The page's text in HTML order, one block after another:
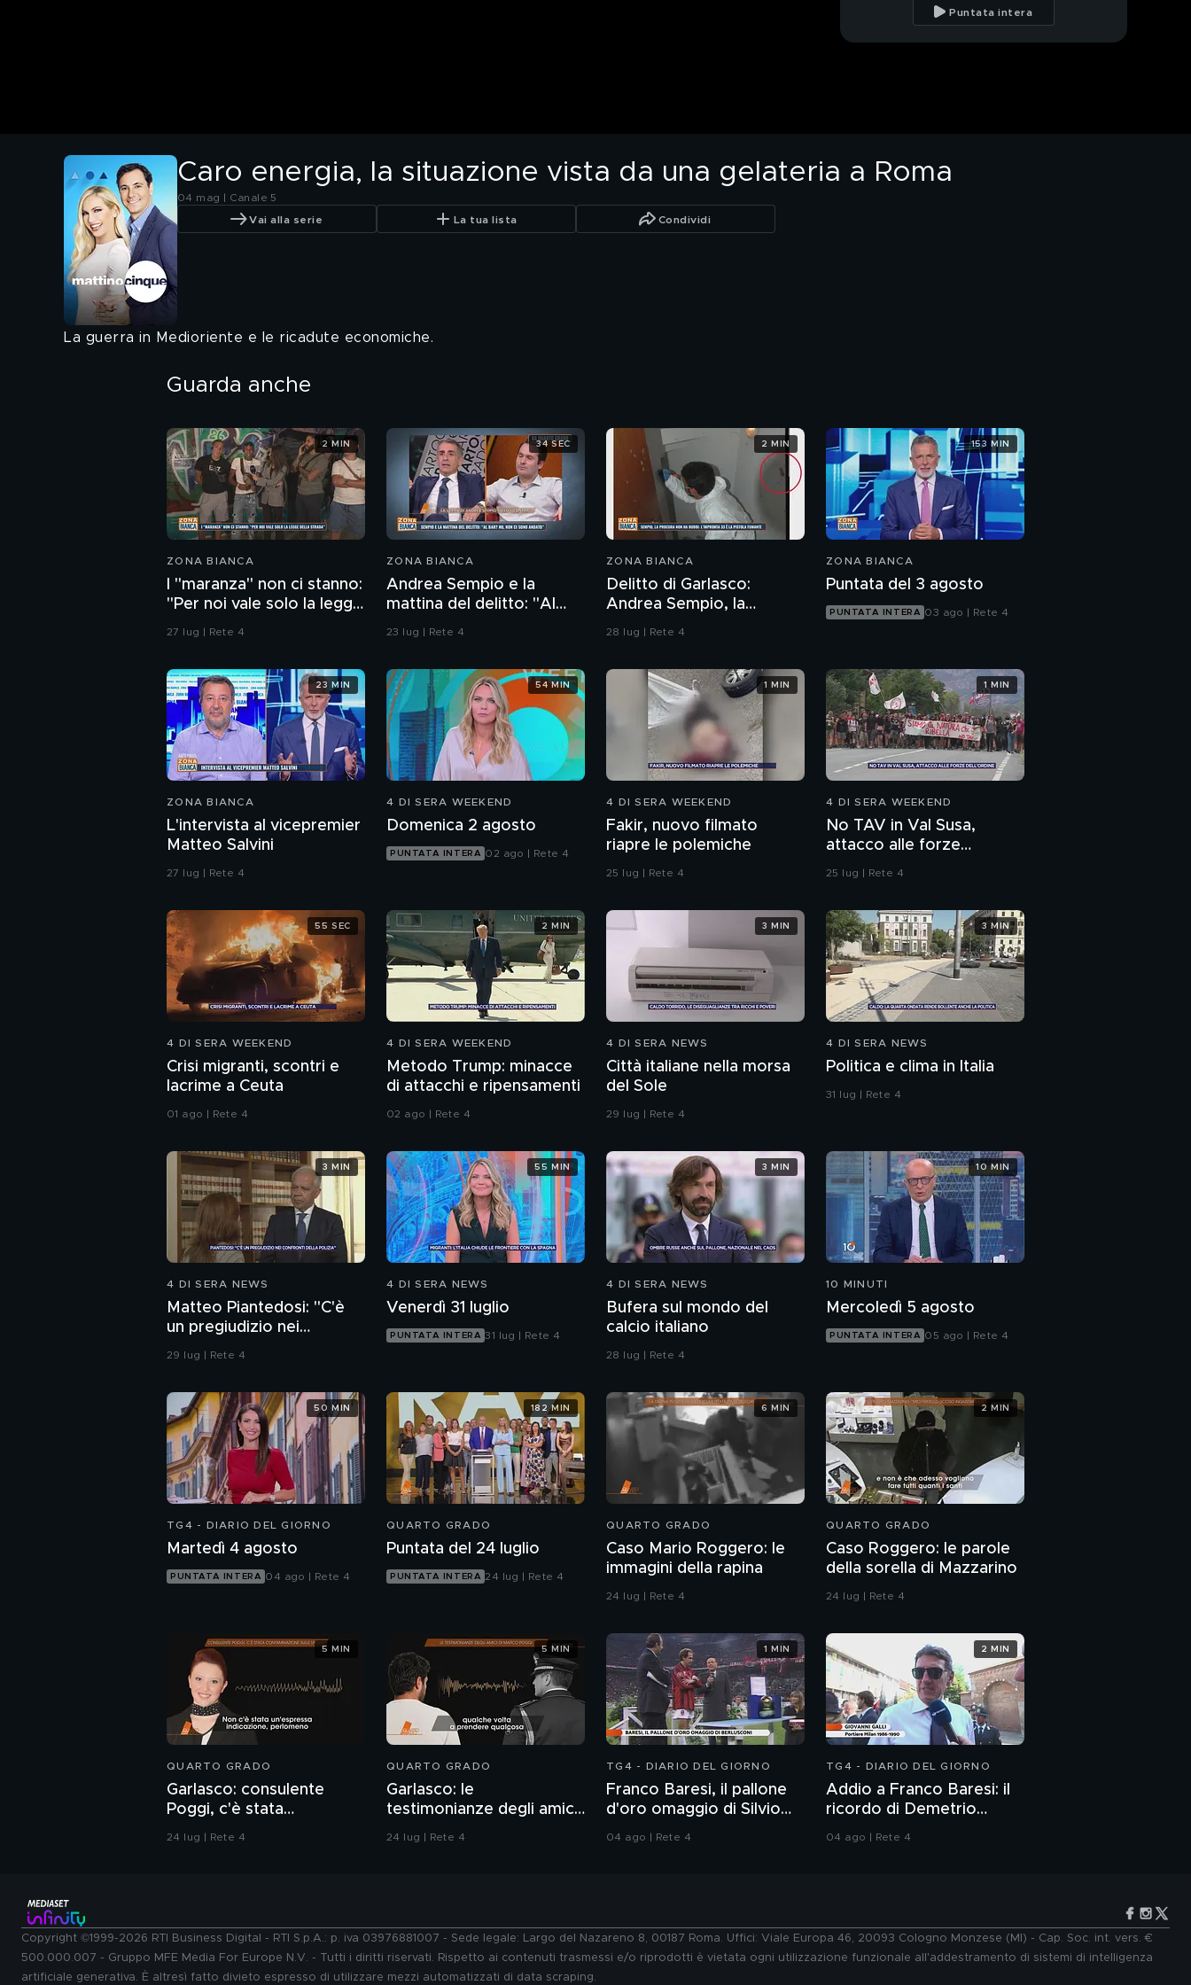
alla Biennale
PROSSIMO VIDEO
Puntata intera
Caro energia, la situazione vista da una gelateria a Roma
04 mag | Canale 5
Vai alla serie La tua lista Condividi
La guerra in Medioriente e le ricadute economiche.
Guarda anche
ZONA BIANCA
I "maranza" non ci stanno:
"Per noi vale solo la legge
della strada"
27 lug | Rete 4
2 MIN
ZONA BIANCA
Andrea Sempio e la
mattina del delitto: "Al
bar' No, non ci sono
23 lug | Rete 4
34 SEC
ZONA BIANCA
Delitto di Garlasco:
Andrea Sempio, la
Procura di Pavia non ha
28 lug | Rete 4
2 MIN
ZONA BIANCA
Puntata del 3 agosto
PUNTATA INTERA 03 ago | Rete 4
153 MIN
ZONA BIANCA
L'intervista al vicepremier
Matteo Salvini
27 lug | Rete 4
23 MIN
4 DI SERA WEEKEND
Domenica 2 agosto
PUNTATA INTERA 02 ago | Rete 4
54 MIN
4 DI SERA WEEKEND
Fakir, nuovo filmato
riapre le polemiche
25 lug | Rete 4
1 MIN
4 DI SERA WEEKEND
No TAV in Val Susa,
attacco alle forze
dell'ordine
25 lug | Rete 4
1 MIN
4 DI SERA WEEKEND
Crisi migranti, scontri e
lacrime a Ceuta
01 ago | Rete 4
55 SEC
4 DI SERA WEEKEND
Metodo Trump: minacce
di attacchi e ripensamenti
02 ago | Rete 4
2 MIN
4 DI SERA NEWS
Città italiane nella morsa
del Sole
29 lug | Rete 4
3 MIN
4 DI SERA NEWS
Politica e clima in Italia
31 lug | Rete 4
3 MIN
4 DI SERA NEWS
Matteo Piantedosi: "C'è
un pregiudizio nei
confronti della polizia"
29 lug | Rete 4
3 MIN
4 DI SERA NEWS
Venerdì 31 luglio
PUNTATA INTERA 31 lug | Rete 4
55 MIN
4 DI SERA NEWS
Bufera sul mondo del
calcio italiano
28 lug | Rete 4
3 MIN
10 MINUTI
Mercoledì 5 agosto
PUNTATA INTERA 05 ago | Rete 4
10 MIN
TG4 - DIARIO DEL GIORNO
Martedì 4 agosto
PUNTATA INTERA 04 ago | Rete 4
50 MIN
QUARTO GRADO
Puntata del 24 luglio
PUNTATA INTERA 24 lug | Rete 4
182 MIN
QUARTO GRADO
Caso Mario Roggero: le
immagini della rapina
24 lug | Rete 4
6 MIN
QUARTO GRADO
Caso Roggero: le parole
della sorella di Mazzarino
24 lug | Rete 4
2 MIN
QUARTO GRADO
Garlasco: consulente
Poggi, c'è stata
contaminazione sulle
24 lug | Rete 4
5 MIN
QUARTO GRADO
Garlasco: le
testimonianze degli amici
di Marco Poggi
24 lug | Rete 4
5 MIN
TG4 - DIARIO DEL GIORNO
Franco Baresi, il pallone
d'oro omaggio di Silvio
Berlusconi
04 ago | Rete 4
1 MIN
TG4 - DIARIO DEL GIORNO
Addio a Franco Baresi: il
ricordo di Demetrio
Albertini, Clarence
04 ago | Rete 4
2 MIN
Copyright ©1999-2026 RTI Business Digital - RTI S.p.A.: p. iva 03976881007 - Sede legale: Largo del Nazareno 8, 00187 Roma. Uffici: Viale Europa 46, 20093 Cologno Monzese (MI) - Cap. Soc. int. vers. €
500.000.007 - Gruppo MFE Media For Europe N.V. - Tutti i diritti riservati. Rispetto ai contenuti trasmessi e/o riprodotti è vietata ogni utilizzazione funzionale all'addestramento di sistemi di intelligenza
artificiale generativa. È altresì fatto divieto espresso di utilizzare mezzi automatizzati di data scraping.